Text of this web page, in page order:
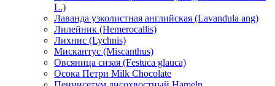
L.)
Лаванда узколистная английская (Lavandula ang)
Лилейник (Hemerocallis)
Лихнис (Lychnis)
Мискантус (Miscanthus)
Овсяница сизая (Festuca glauca)
Осока Петри Milk Chocolate